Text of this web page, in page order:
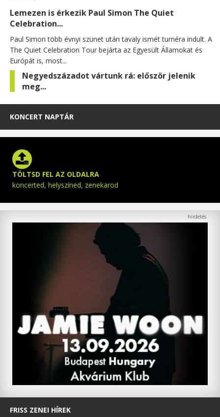
Lemezen is érkezik Paul Simon The Quiet
Celebration...
Paul Simon több évnyi szünet után tavaly ismét turnéra indult. A
The Quiet Celebration Tour bejárta az Egyesült Államokat és
Európát is, most...
Negyedszázadot vártunk rá: először jelenik
meg...
KONCERT NAPTÁR
TÖLTSD FEL AZ OLDALRA
koncerted, helyszíned, zenekarod
FRISS ZENEI HÍREK